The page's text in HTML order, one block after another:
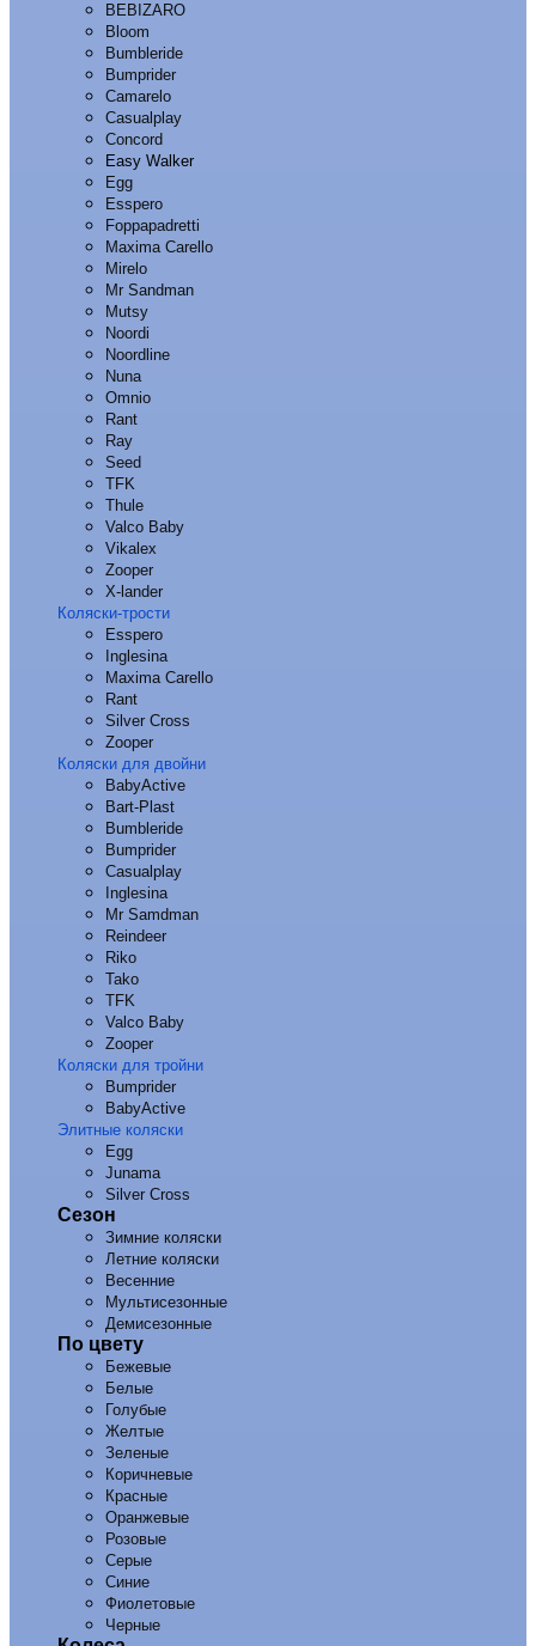
BEBIZARO
Bloom
Bumbleride
Bumprider
Camarelo
Casualplay
Concord
Easy Walker
Egg
Esspero
Foppapadretti
Maxima Carello
Mirelo
Mr Sandman
Mutsy
Noordi
Noordline
Nuna
Omnio
Rant
Ray
Seed
TFK
Thule
Valco Baby
Vikalex
Zooper
X-lander
Коляски-трости
Esspero
Inglesina
Maxima Carello
Rant
Silver Cross
Zooper
Коляски для двойни
BabyActive
Bart-Plast
Bumbleride
Bumprider
Casualplay
Inglesina
Mr Samdman
Reindeer
Riko
Tako
TFK
Valco Baby
Zooper
Коляски для тройни
Bumprider
BabyActive
Элитные коляски
Egg
Junama
Silver Cross
Сезон
Зимние коляски
Летние коляски
Весенние
Мультисезонные
Демисезонные
По цвету
Бежевые
Белые
Голубые
Желтые
Зеленые
Коричневые
Красные
Оранжевые
Розовые
Серые
Синие
Фиолетовые
Черные